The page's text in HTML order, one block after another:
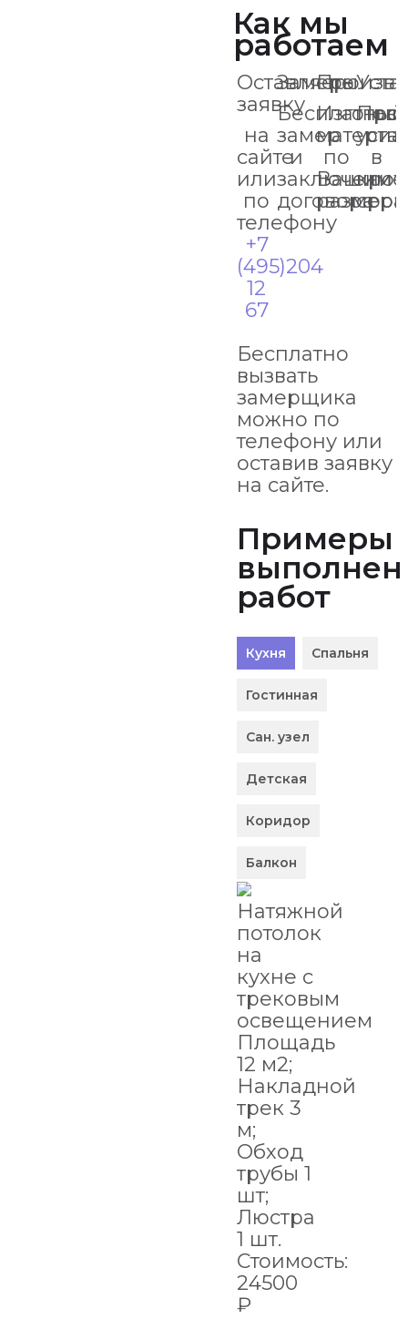
Как мы
работаем
Оставляете
заявку
на
сайте
или
по
телефону
+7
(495)204
12
67
Замеры
Бесплатный
замер
и
заключение
договора
по
Вашим
в
Бесплатно
вызвать
замерщика
можно по
телефону или
оставив заявку
на сайте.
Примеры
работ
Кухня Спальня
Гостинная
Сан. узел
Детская
Коридор
Балкон
Натяжной
потолок
на
кухне с
трековым
освещением
Площадь
12 м2;
Накладной
трек 3
м;
Обход
трубы 1
шт;
Люстра
1 шт.
Стоимость:
24500
₽